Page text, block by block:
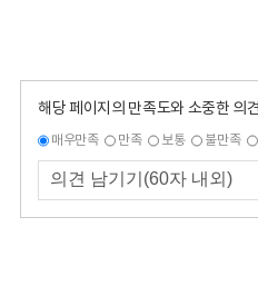
해당 페이지의 만족도와 소중한 의
매우만족 만족 보통 불만족